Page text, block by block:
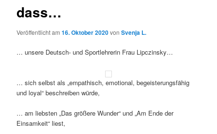
dass…
Veröffentlicht am16. Oktober 2020vonSvenja L.
… unsere Deutsch- und Sportlehrerin Frau Lipczinsky…
… sich selbst als „empathisch, emotional, begeisterungsfähig
und loyal“ beschreiben würde,
… am liebsten „Das größere Wunder“ und „Am Ende der
Einsamkeit“ liest,